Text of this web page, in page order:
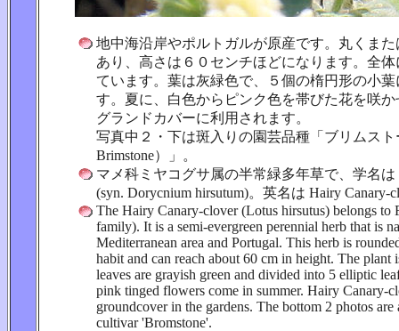
地中海沿岸やポルトガルが原産です。丸くま
あり、高さは６０センチほどになります。全
ています。葉は灰緑色で、５個の楕円形の小
す。夏に、白色からピンク色を帯びた花を咲
グランドカバーに利用されます。
写真中２・下は斑入りの園芸品種「ブリムスト
Brimstone）」。
マメ科ミヤコグサ属の半常緑多年草で、学名は
(syn. Dorycnium hirsutum)。英名は Hairy Canary-
The Hairy Canary-clover (Lotus hirsutus) belongs to
family). It is a semi-evergreen perennial herb that is
Mediterranean area and Portugal. This herb is
habit and can reach about 60 cm in height. The plant
leaves are grayish green and divided into 5 elliptic
pink tinged flowers come in summer. Hairy Canary-
groundcover in the gardens. The bottom 2 photos are
cultivar 'Bromstone'.